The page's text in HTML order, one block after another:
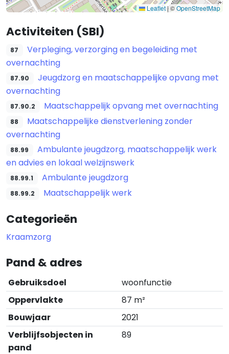
Leaflet|©OpenStreetMap
Activiteiten (SBI)
87
Verpleging, verzorging en begeleiding met
overnachting
87.90
Jeugdzorg en maatschappelijke opvang met
overnachting
87.90.2 Maatschappelijk opvang met overnachting
88
Maatschappelijke dienstverlening zonder
overnachting
88.99
Ambulante jeugdzorg, maatschappelijk werk
en advies en lokaal welzijnswerk
88.99.1 Ambulante jeugdzorg
88.99.2 Maatschappelijk werk
Categorieën
Kraamzorg
Pand & adres
Gebruiksdoel
woonfunctie
Oppervlakte
87 m²
Bouwjaar
2021
Verblijfsobjecten in
pand
89